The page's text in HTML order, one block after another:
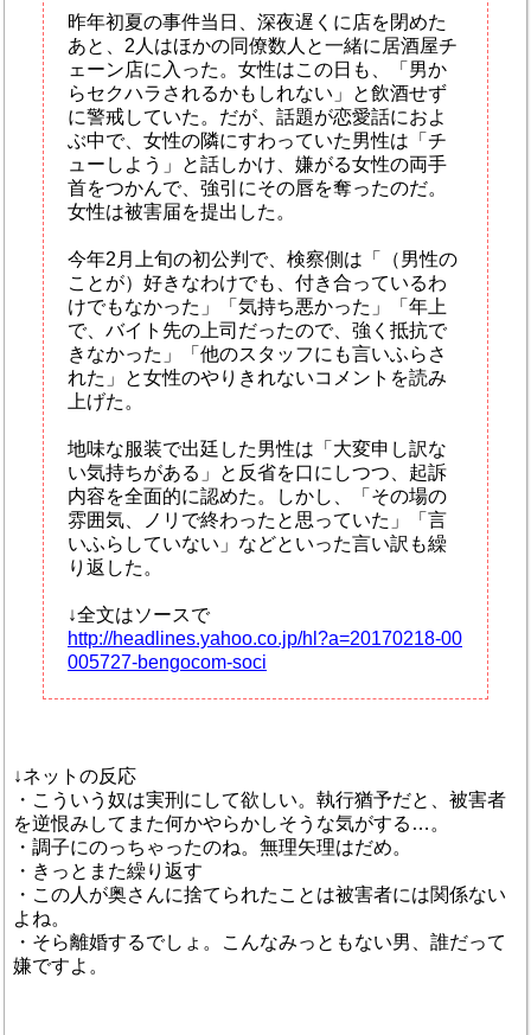
昨年初夏の事件当日、深夜遅くに店を閉めた
あと、2人はほかの同僚数人と一緒に居酒屋チ
ェーン店に入った。女性はこの日も、「男か
らセクハラされるかもしれない」と飲酒せず
に警戒していた。だが、話題が恋愛話におよ
ぶ中で、女性の隣にすわっていた男性は「チ
ューしよう」と話しかけ、嫌がる女性の両手
首をつかんで、強引にその唇を奪ったのだ。
女性は被害届を提出した。
今年2月上旬の初公判で、検察側は「（男性の
ことが）好きなわけでも、付き合っているわ
けでもなかった」「気持ち悪かった」「年上
で、バイト先の上司だったので、強く抵抗で
きなかった」「他のスタッフにも言いふらさ
れた」と女性のやりきれないコメントを読み
上げた。
地味な服装で出廷した男性は「大変申し訳な
い気持ちがある」と反省を口にしつつ、起訴
内容を全面的に認めた。しかし、「その場の
雰囲気、ノリで終わったと思っていた」「言
いふらしていない」などといった言い訳も繰
り返した。
↓全文はソースで
http://headlines.yahoo.co.jp/hl?a=20170218-00
005727-bengocom-soci
↓ネットの反応
・こういう奴は実刑にして欲しい。執行猶予だと、被害者
を逆恨みしてまた何かやらかしそうな気がする…。
・調子にのっちゃったのね。無理矢理はだめ。
・きっとまた繰り返す
・この人が奥さんに捨てられたことは被害者には関係ない
よね。
・そら離婚するでしょ。こんなみっともない男、誰だって
嫌ですよ。